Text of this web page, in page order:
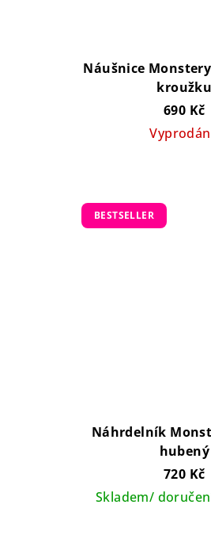
Náušnice
kroužku
690 Kč
BESTSELLER
Náhrdelník
hubený
720 Kč
Skladem/